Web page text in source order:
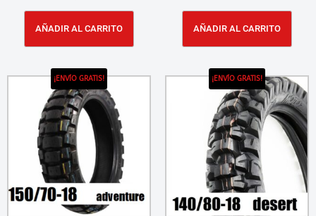
AÑADIR AL CARRITO AÑADIR AL CARRITO
¡ENVÍO GRATIS! ¡ENVÍO GRATIS!